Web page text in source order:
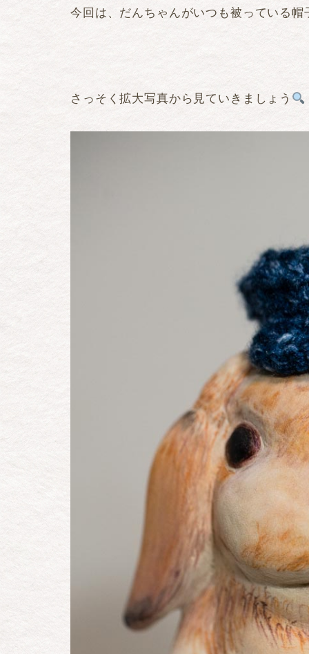
今回は、だんちゃんがいつも被っている帽
さっそく拡大写真から見ていきましょう